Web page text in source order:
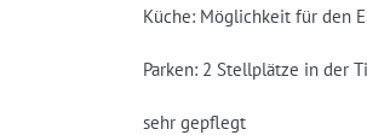
Küche: Möglichkeit für den
Parken: 2 Stellplätze in der
sehr gepflegt